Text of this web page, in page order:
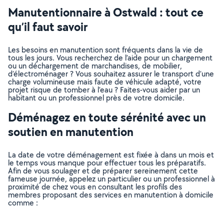
Manutentionnaire à Ostwald : tout ce
qu’il faut savoir
Les besoins en manutention sont fréquents dans la vie de
tous les jours. Vous recherchez de l’aide pour un chargement
ou un déchargement de marchandises, de mobilier,
d’électroménager ? Vous souhaitez assurer le transport d’une
charge volumineuse mais faute de véhicule adapté, votre
projet risque de tomber à l’eau ? Faites-vous aider par un
habitant ou un professionnel près de votre domicile.
Déménagez en toute sérénité avec un
soutien en manutention
La date de votre déménagement est fixée à dans un mois et
le temps vous manque pour effectuer tous les préparatifs.
Afin de vous soulager et de préparer sereinement cette
fameuse journée, appelez un particulier ou un professionnel à
proximité de chez vous en consultant les profils des
membres proposant des services en manutention à domicile
comme :